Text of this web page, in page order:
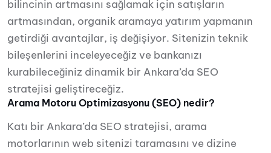
bilincinin artmasını sağlamak için satışların
artmasından, organik aramaya yatırım yapmanın
getirdiği avantajlar, iş değişiyor. Sitenizin teknik
bileşenlerini inceleyeceğiz ve bankanızı
kurabileceğiniz dinamik bir Ankara’da SEO
stratejisi geliştireceğiz.
Arama Motoru Optimizasyonu (SEO) nedir?
Katı bir Ankara’da SEO stratejisi, arama
motorlarının web sitenizi taramasını ve dizine